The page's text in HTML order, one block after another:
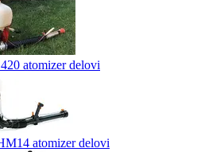
atomizer delovi
atomizer delovi